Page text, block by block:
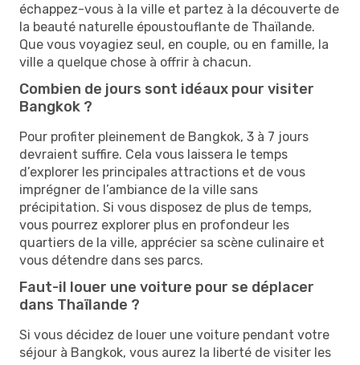
échappez-vous à la ville et partez à la découverte de
la beauté naturelle époustouflante de Thaïlande.
Que vous voyagiez seul, en couple, ou en famille, la
ville a quelque chose à offrir à chacun.
Combien de jours sont idéaux pour visiter
Bangkok ?
Pour profiter pleinement de Bangkok, 3 à 7 jours
devraient suffire. Cela vous laissera le temps
d’explorer les principales attractions et de vous
imprégner de l’ambiance de la ville sans
précipitation. Si vous disposez de plus de temps,
vous pourrez explorer plus en profondeur les
quartiers de la ville, apprécier sa scène culinaire et
vous détendre dans ses parcs.
Faut-il louer une voiture pour se déplacer
dans Thaïlande ?
Si vous décidez de louer une voiture pendant votre
séjour à Bangkok, vous aurez la liberté de visiter les